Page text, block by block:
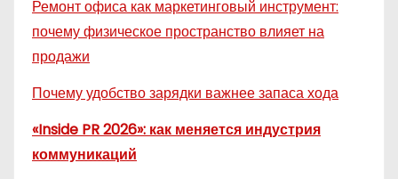
Ремонт офиса как маркетинговый инструмент:
почему физическое пространство влияет на
продажи
Почему удобство зарядки важнее запаса хода
«Inside PR 2026»: как меняется индустрия
коммуникаций